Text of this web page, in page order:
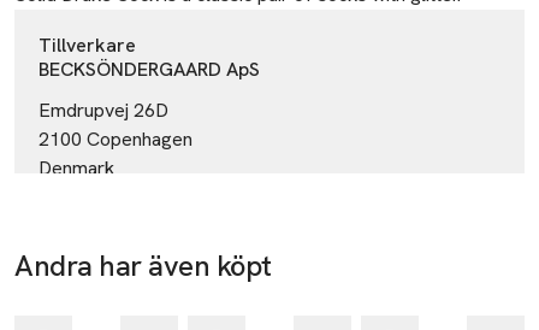
Tillverkare
BECKSÖNDERGAARD ApS
Emdrupvej 26D
2100 Copenhagen
Denmark
Mobilnummer
Andra har även köpt
Gåva på
köpet